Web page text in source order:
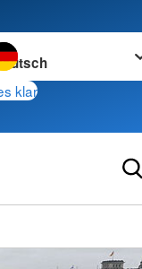
wechseln zu
klar